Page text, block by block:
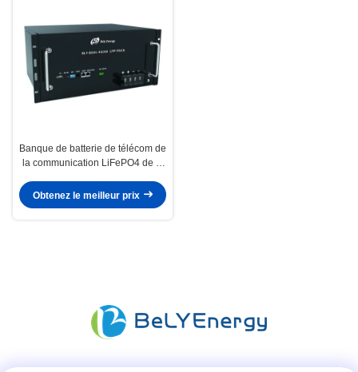
Banque de batterie de télécom de
la communication LiFePO4 de la
l'affichage à cristaux liquides
Obtenez le meilleur prix